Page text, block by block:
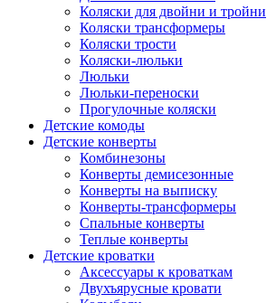
Коляски для двойни и тройни
Коляски трансформеры
Коляски трости
Коляски-люльки
Люльки
Люльки-переноски
Прогулочные коляски
Детские комоды
Детские конверты
Комбинезоны
Конверты демисезонные
Конверты на выписку
Конверты-трансформеры
Спальные конверты
Теплые конверты
Детские кроватки
Аксессуары к кроваткам
Двухъярусные кровати